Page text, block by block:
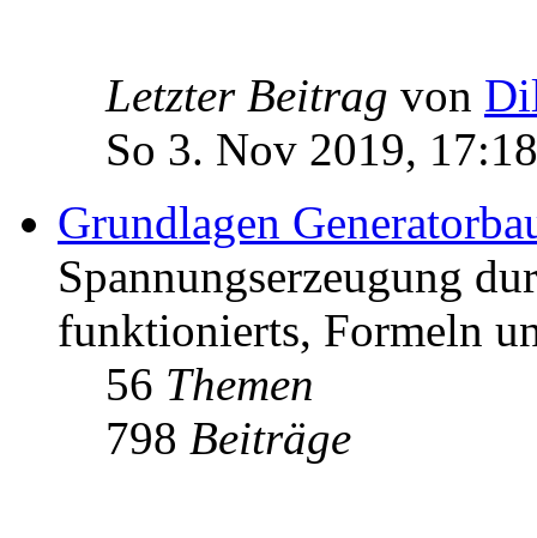
Letzter Beitrag von
So 3. Nov 2019, 17:18
Grundlagen
Spannungserzeugung
funktionierts, Formeln
56 Themen
798 Beiträge